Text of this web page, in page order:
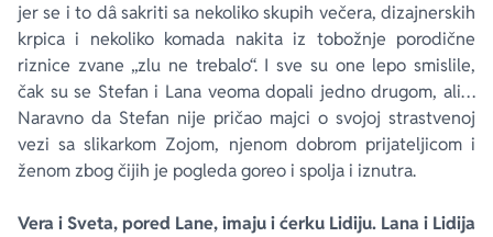
jer se i to dâ sakriti sa nekoliko skupih večera, dizajnerskih
krpica i nekoliko komada nakita iz tobožnje porodične
riznice zvane „zlu ne trebalo“. I sve su one lepo smislile,
čak su se Stefan i Lana veoma dopali jedno drugom, ali…
Naravno da Stefan nije pričao majci o svojoj strastvenoj
vezi sa slikarkom Zojom, njenom dobrom prijateljicom i
ženom zbog čijih je pogleda goreo i spolja i iznutra.
Vera i Sveta, pored Lane, imaju i ćerku Lidiju. Lana i Lidija